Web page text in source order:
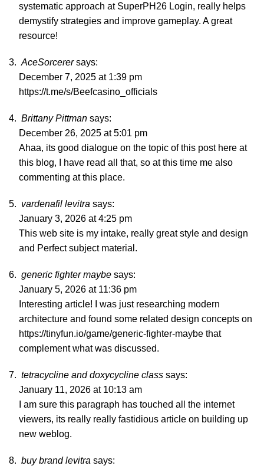
systematic approach at SuperPH26 Login, really helps
demystify strategies and improve gameplay. A great
resource!
AceSorcerer says:
December 7, 2025 at 1:39 pm
https://t.me/s/Beefcasino_officials
Brittany Pittman says:
December 26, 2025 at 5:01 pm
Ahaa, its good dialogue on the topic of this post here at
this blog, I have read all that, so at this time me also
commenting at this place.
vardenafil levitra says:
January 3, 2026 at 4:25 pm
This web site is my intake, really great style and design
and Perfect subject material.
generic fighter maybe says:
January 5, 2026 at 11:36 pm
Interesting article! I was just researching modern
architecture and found some related design concepts on
https://tinyfun.io/game/generic-fighter-maybe that
complement what was discussed.
tetracycline and doxycycline class says:
January 11, 2026 at 10:13 am
I am sure this paragraph has touched all the internet
viewers, its really really fastidious article on building up
new weblog.
buy brand levitra says: